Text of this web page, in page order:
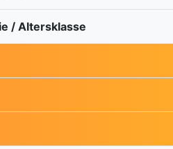
/ Altersklasse